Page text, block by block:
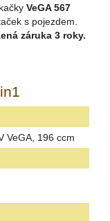
VeGA 567
s pojezdem.
záruka 3 roky.
VeGA, 196 ccm